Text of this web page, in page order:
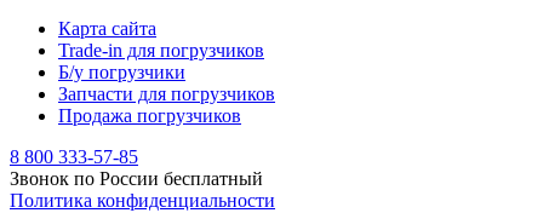
Карта сайта
Trade-in для погрузчиков
Б/у погрузчики
Запчасти для погрузчиков
Продажа погрузчиков
8 800 333-57-85
Звонок по России бесплатный
Политика конфиденциальности